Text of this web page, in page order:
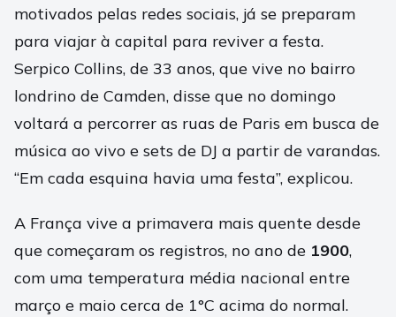
motivados pelas redes sociais, já se preparam
para viajar à capital para reviver a festa.
Serpico Collins, de 33 anos, que vive no bairro
londrino de Camden, disse que no domingo
voltará a percorrer as ruas de Paris em busca de
música ao vivo e sets de DJ a partir de varandas.
“Em cada esquina havia uma festa”, explicou.
A França vive a primavera mais quente desde
que começaram os registros, no ano de 1900,
com uma temperatura média nacional entre
março e maio cerca de 1°C acima do normal.